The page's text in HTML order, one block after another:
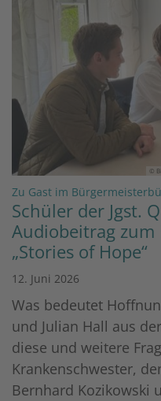
©
Zu Gast im
Schüler der Jgst.
Audiobeitrag
„Stories of Hope“
12. Juni 2026
Was bedeutet
und Julian Hall aus
diese und weitere
Krankenschwester,
Bernhard Kozikowski